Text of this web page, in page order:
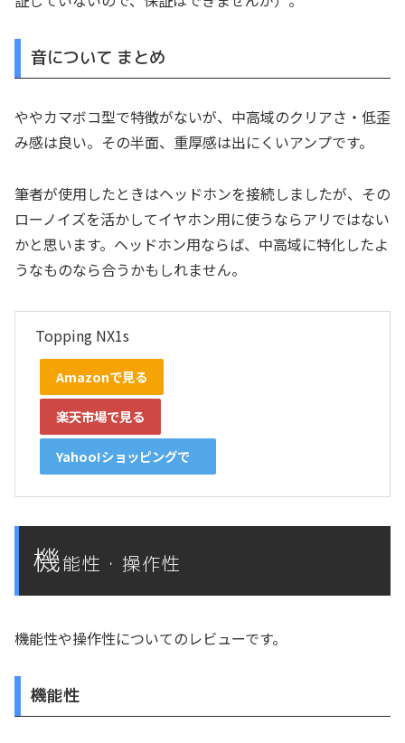
音について まとめ
ややカマボコ型で特徴がないが、中高域のクリアさ・低歪
み感は良い。その半面、重厚感は出にくいアンプです。
筆者が使用したときはヘッドホンを接続しましたが、その
ローノイズを活かしてイヤホン用に使うならアリではない
かと思います。ヘッドホン用ならば、中高域に特化したよ
うなものなら合うかもしれません。
Topping NX1s
Amazonで見る
楽天市場で見る
Yahoo!ショッピングで
機能性・操作性
機能性や操作性についてのレビューです。
機能性